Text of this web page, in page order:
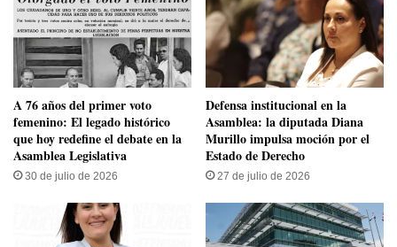
​A 76 años del primer voto
femenino: El legado histórico
que hoy redefine el debate en la
Asamblea Legislativa
30 de julio de 2026
​Defensa institucional en la
Asamblea: la diputada Diana
Murillo impulsa moción por el
Estado de Derecho
27 de julio de 2026